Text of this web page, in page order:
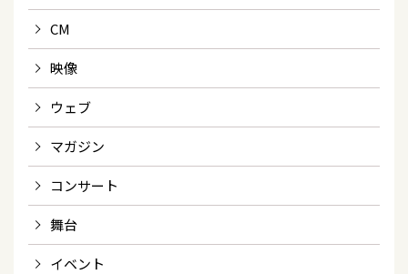
CM
映像
ウェブ
マガジン
コンサート
舞台
イベント